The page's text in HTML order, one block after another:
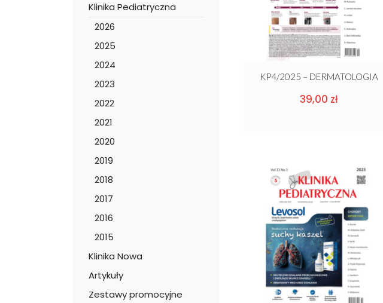
KP4/2025 – DERMATOLOGIA
39,00 zł
Klinika Pediatryczna
2026
2025
2024
2023
2022
2021
2020
2019
2018
2017
2016
2015
Klinika Nowa
Artykuły
Zestawy promocyjne